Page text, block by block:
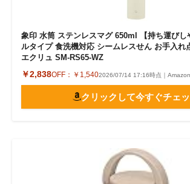
象印 水筒 ステンレスマグ 650ml 【持ち運びし
ルタイプ 食洗機対応 シームレスせん お手入れ
エクリュ SM-RS65-WZ
￥2,838OFF： ￥1,5402026/07/14 17:16時点｜
クリックして今すぐチェ